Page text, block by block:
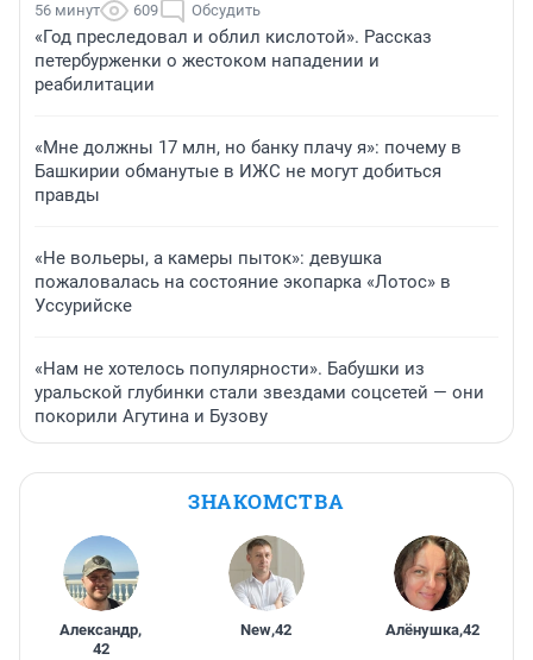
56 минут 609 Обсудить
«Год преследовал и облил кислотой». Рассказ
петербурженки о жестоком нападении и
реабилитации
«Мне должны 17 млн, но банку плачу я»: почему в
Башкирии обманутые в ИЖС не могут добиться
правды
«Не вольеры, а камеры пыток»: девушка
пожаловалась на состояние экопарка «Лотос» в
Уссурийске
«Нам не хотелось популярности». Бабушки из
уральской глубинки стали звездами соцсетей — они
покорили Агутина и Бузову
ЗНАКОМСТВА
Александр,
42
New,42 Алёнушка,42